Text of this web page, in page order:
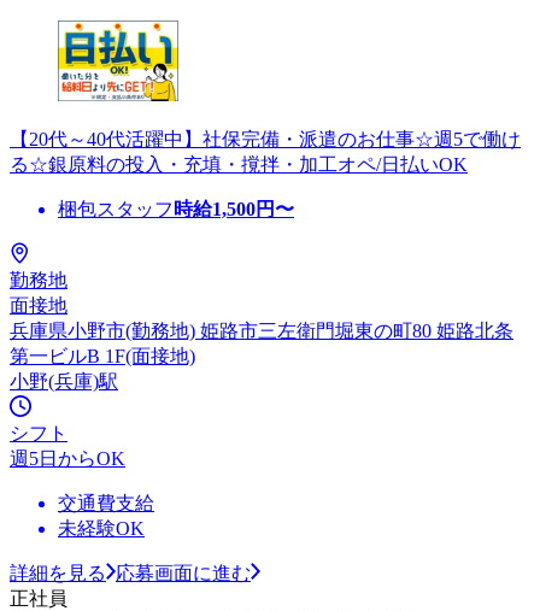
【20代～40代活躍中】社保完備・派遣のお仕事☆週5で働け
る☆銀原料の投入・充填・撹拌・加工オペ/日払いOK
梱包スタッフ 時給1,500円〜
勤務地
面接地
兵庫県小野市(勤務地) 姫路市三左衛門堀東の町80 姫路北条
第一ビルB 1F(面接地)
小野(兵庫)駅
シフト
週5日からOK
交通費支給
未経験OK
詳細を見る
応募画面に進む
正社員